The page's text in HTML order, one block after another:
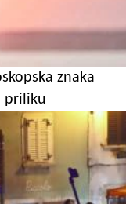
znaka
priliku